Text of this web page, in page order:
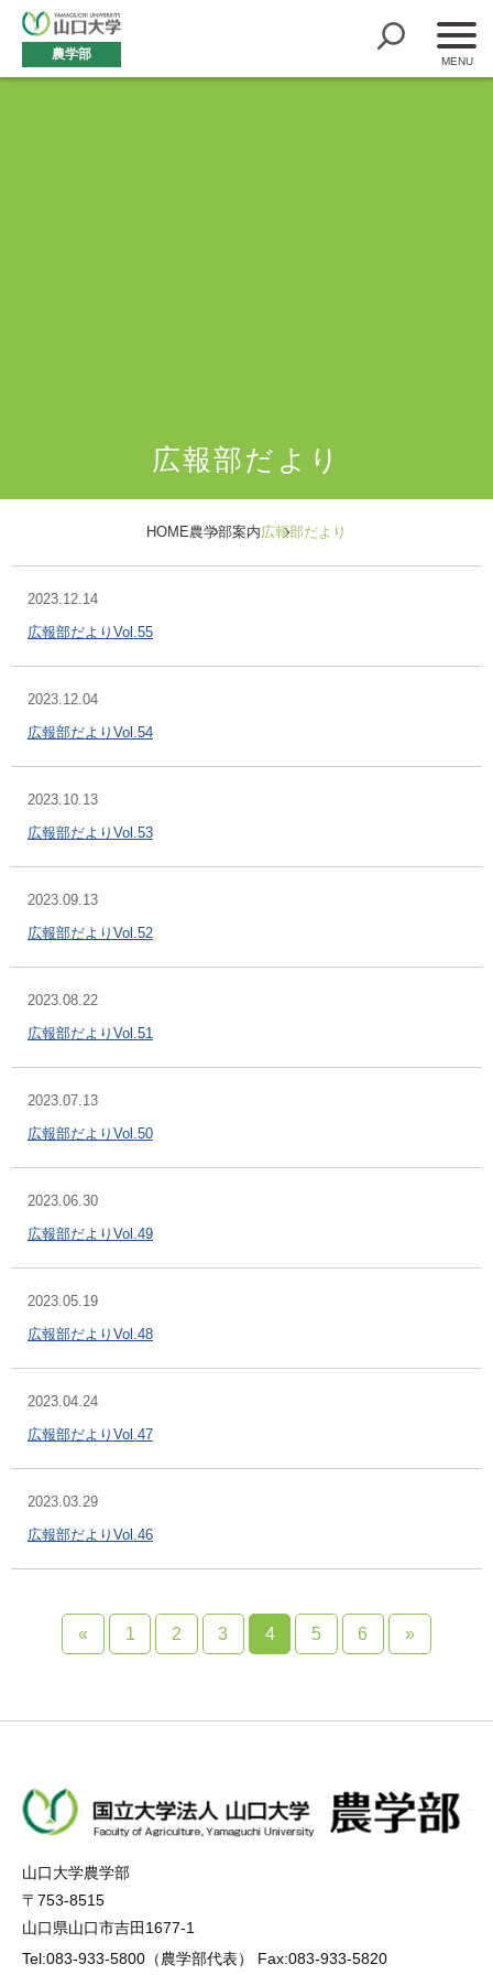
農学部
広報部だより
HOME農学部案内広報部だより
2023.12.14
広報部だよりVol.55
2023.12.04
広報部だよりVol.54
2023.10.13
広報部だよりVol.53
2023.09.13
広報部だよりVol.52
2023.08.22
広報部だよりVol.51
2023.07.13
広報部だよりVol.50
2023.06.30
広報部だよりVol.49
2023.05.19
広報部だよりVol.48
2023.04.24
広報部だよりVol.47
2023.03.29
広報部だよりVol.46
« 1 2 3 4 5 6 »
山口大学農学部
〒753-8515
山口県山口市吉田1677-1
Tel:083-933-5800（農学部代表） Fax:083-933-5820